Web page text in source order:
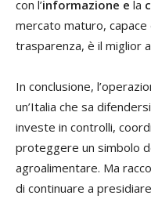
con l’informazione e la
mercato maturo,
trasparenza, è il miglior
In conclusione,
un’Italia che sa
investe in controlli,
proteggere un simbolo
agroalimentare. Ma
di continuare a